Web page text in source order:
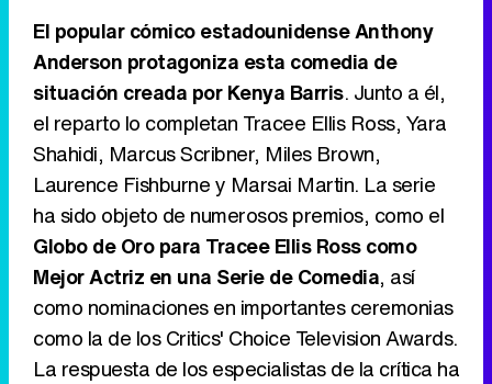
El popular cómico estadounidense Anthony
Anderson protagoniza esta comedia de
situación creada por Kenya Barris. Junto a él,
el reparto lo completan Tracee Ellis Ross, Yara
Shahidi, Marcus Scribner, Miles Brown,
Laurence Fishburne y Marsai Martin. La serie
ha sido objeto de numerosos premios, como el
Globo de Oro para Tracee Ellis Ross como
Mejor Actriz en una Serie de Comedia, así
como nominaciones en importantes ceremonias
como la de los Critics' Choice Television Awards.
La respuesta de los especialistas de la crítica ha